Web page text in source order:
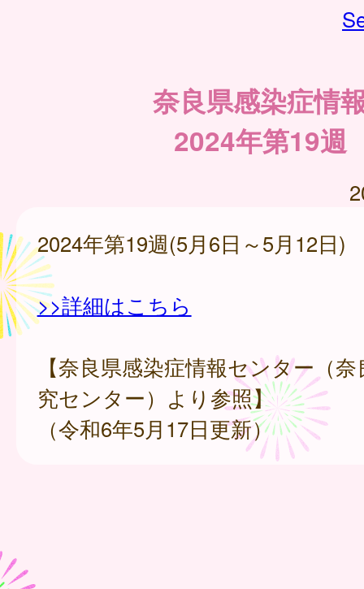
奈良県感染症情
2024年第19週
2024年第19週(5月6日～5月12日)
>>詳細はこちら
【奈良県感染症情報センター（
究センター）より参照】
（令和6年5月17日更新）